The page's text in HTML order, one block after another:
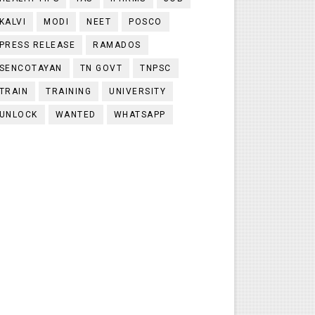
MODI NEET POSCO
RELEASE RAMADOS
TN GOVT TNPSC
TRAINING UNIVERSITY
WANTED WHATSAPP